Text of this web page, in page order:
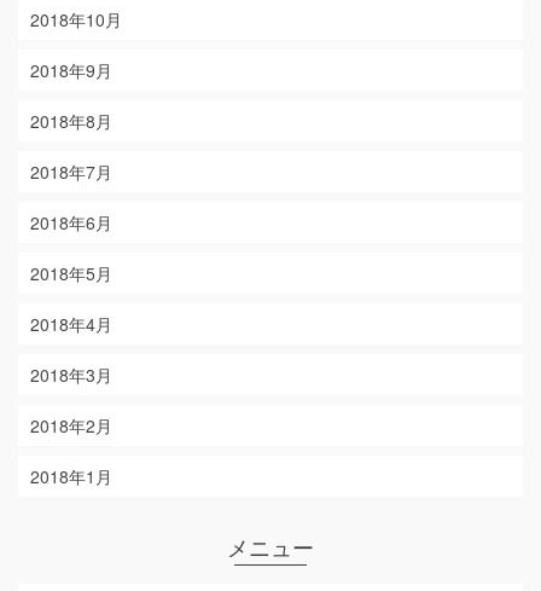
2018年10月
2018年9月
2018年8月
2018年7月
2018年6月
2018年5月
2018年4月
2018年3月
2018年2月
2018年1月
メニュー